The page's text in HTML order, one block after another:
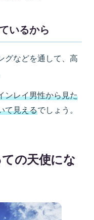
いるから
グなどを通して、高
ンレイ男性から見た
て見えるでしょう。
の天使にな